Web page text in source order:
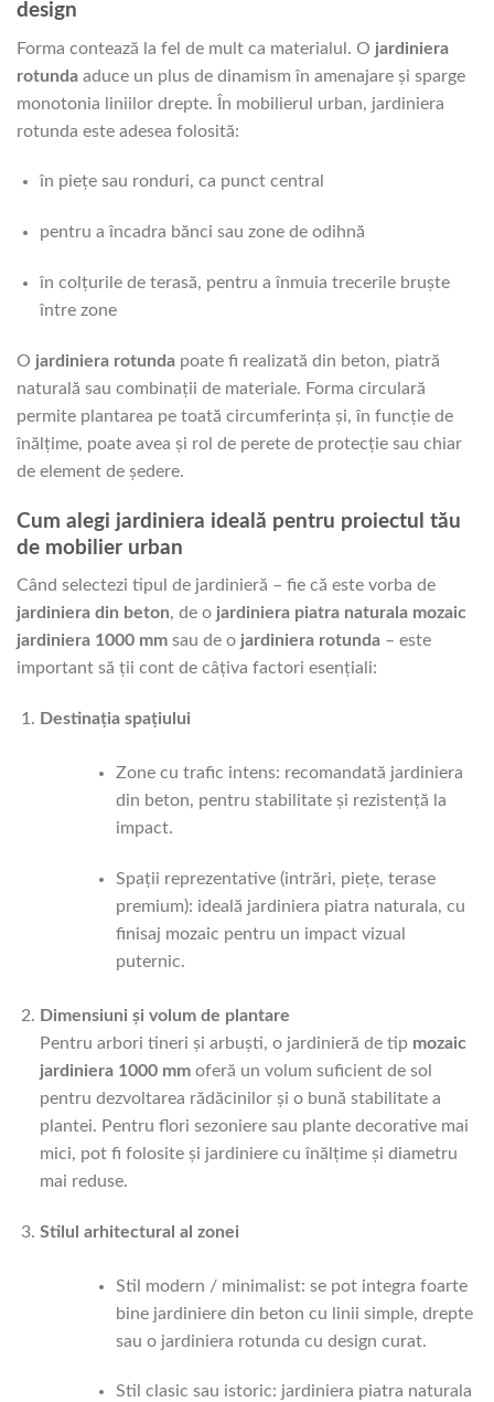
design
Forma contează la fel de mult ca materialul. O jardiniera
rotunda aduce un plus de dinamism în amenajare și sparge
monotonia liniilor drepte. În mobilierul urban, jardiniera
rotunda este adesea folosită:
în piețe sau ronduri, ca punct central
pentru a încadra bănci sau zone de odihnă
în colțurile de terasă, pentru a înmuia trecerile bruște
între zone
O jardiniera rotunda poate fi realizată din beton, piatră
naturală sau combinații de materiale. Forma circulară
permite plantarea pe toată circumferința și, în funcție de
înălțime, poate avea și rol de perete de protecție sau chiar
de element de ședere.
Cum alegi jardiniera ideală pentru proiectul tău
de mobilier urban
Când selectezi tipul de jardinieră – fie că este vorba de
jardiniera din beton, de o jardiniera piatra naturala mozaic
jardiniera 1000 mm sau de o jardiniera rotunda – este
important să ții cont de câțiva factori esențiali:
Destinația spațiului
Zone cu trafic intens: recomandată jardiniera
din beton, pentru stabilitate și rezistență la
impact.
Spații reprezentative (intrări, piețe, terase
premium): ideală jardiniera piatra naturala, cu
finisaj mozaic pentru un impact vizual
puternic.
Dimensiuni și volum de plantare
Pentru arbori tineri și arbuști, o jardinieră de tip mozaic
jardiniera 1000 mmoferă un volum suficient de sol
pentru dezvoltarea rădăcinilor și o bună stabilitate a
plantei. Pentru flori sezoniere sau plante decorative mai
mici, pot fi folosite și jardiniere cu înălțime și diametru
mai reduse.
Stilul arhitectural al zonei
Stil modern / minimalist: se pot integra foarte
bine jardiniere din beton cu linii simple, drepte
sau o jardiniera rotunda cu design curat.
Stil clasic sau istoric: jardiniera piatra naturala